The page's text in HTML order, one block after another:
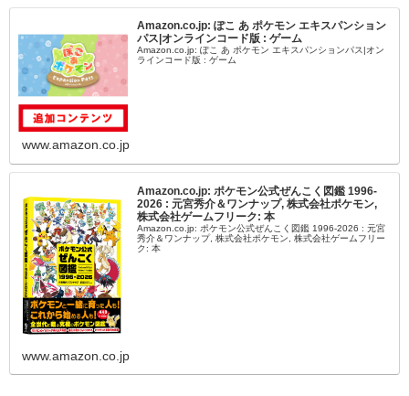
Amazon.co.jp: ぽこ あ ポケモン エキスパンション
パス|オンラインコード版 : ゲーム
Amazon.co.jp: ぽこ あ ポケモン エキスパンションパス|オン
ラインコード版 : ゲーム
www.amazon.co.jp
Amazon.co.jp: ポケモン公式ぜんこく図鑑 1996-
2026 : 元宮秀介＆ワンナップ, 株式会社ポケモン,
株式会社ゲームフリーク: 本
Amazon.co.jp: ポケモン公式ぜんこく図鑑 1996-2026 : 元宮
秀介＆ワンナップ, 株式会社ポケモン, 株式会社ゲームフリー
ク: 本
www.amazon.co.jp